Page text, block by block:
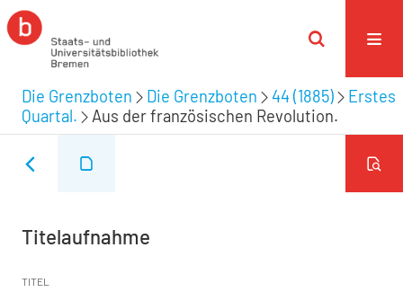
Die Grenzboten Die Grenzboten 44 (1885)
Erstes
Quartal.
Aus der französischen Revolution.
Titelaufnahme
TITEL